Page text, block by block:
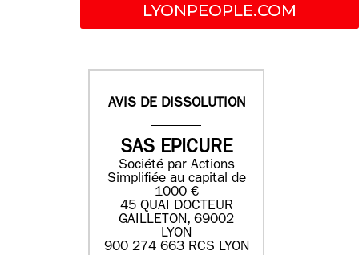
LYONPEOPLE.COM
AVIS DE DISSOLUTION
SAS EPICURE
Société par Actions
Simplifiée au capital de
1000 €
45 QUAI DOCTEUR
GAILLETON, 69002
LYON
900 274 663 RCS LYON